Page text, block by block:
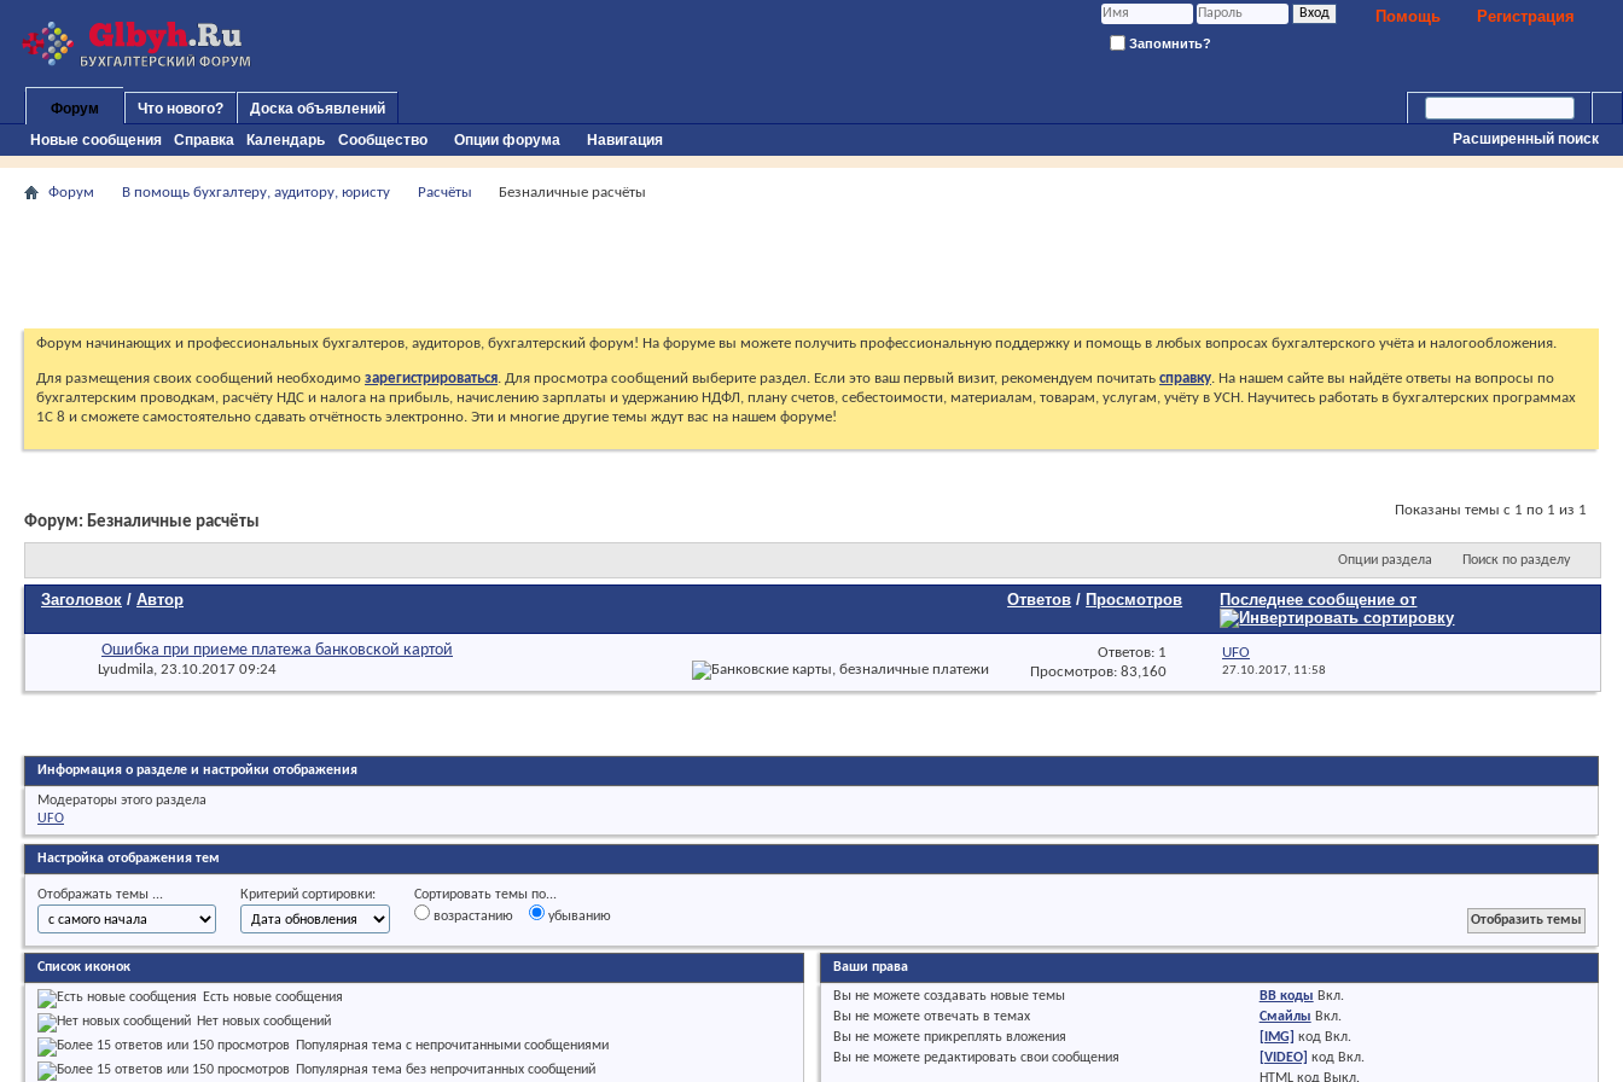
Регистрация
Помощь
Запомнить?
Форум
Новые сообщения
Справка Календарь Сообщество Опции форума Навигация
Что нового?
Доска объявлений
Расширенный поиск
Форум В помощь бухгалтеру, аудитору, юристу Расчёты Безналичные расчёты
Форум начинающих и профессиональных бухгалтеров, аудиторов, бухгалтерский форум! На форуме вы можете получить профессиональную поддержку и помощь в любых вопросах бухгалтерского учёта и налогообложения.
Для размещения своих сообщений необходимо зарегистрироваться. Для просмотра сообщений выберите раздел. Если это ваш первый визит, рекомендуем почитать справку. На нашем сайте вы найдёте ответы на вопросы по
бухгалтерским проводкам, расчёту НДС и налога на прибыль, начислению зарплаты и удержанию НДФЛ, плану счетов, себестоимости, материалам, товарам, услугам, учёту в УСН. Научитесь работать в бухгалтерских программах
1С 8 и сможете самостоятельно сдавать отчётность электронно. Эти и многие другие темы ждут вас на нашем форуме!
Показаны темы с 1 по 1 из 1
Форум: Безналичные расчёты
Опции раздела Поиск по разделу
Заголовок / Автор Ответов / Просмотров Последнее сообщение от
Ошибка при приеме платежа банковской картой
Lyudmila, 23.10.2017 09:24
Ответов: 1
Просмотров: 83,160
UFO
27.10.2017, 11:58
Информация о разделе и настройки отображения
Модераторы этого раздела
UFO
Настройка отображения тем
Отображать темы ... Критерий сортировки:
Сортировать темы по...
возрастанию
убыванию
Список иконок
Есть новые сообщения
Нет новых сообщений
Популярная тема с непрочитанными сообщениями
Популярная тема без непрочитанных сообщений
Ваши права
Вы не можетесоздавать новые темы
Вы не можетеотвечать в темах
Вы не можетеприкреплять вложения
Вы не можетередактировать свои сообщения
BB коды Вкл.
Смайлы Вкл.
[IMG] код Вкл.
[VIDEO] код Вкл.
HTML код Выкл.